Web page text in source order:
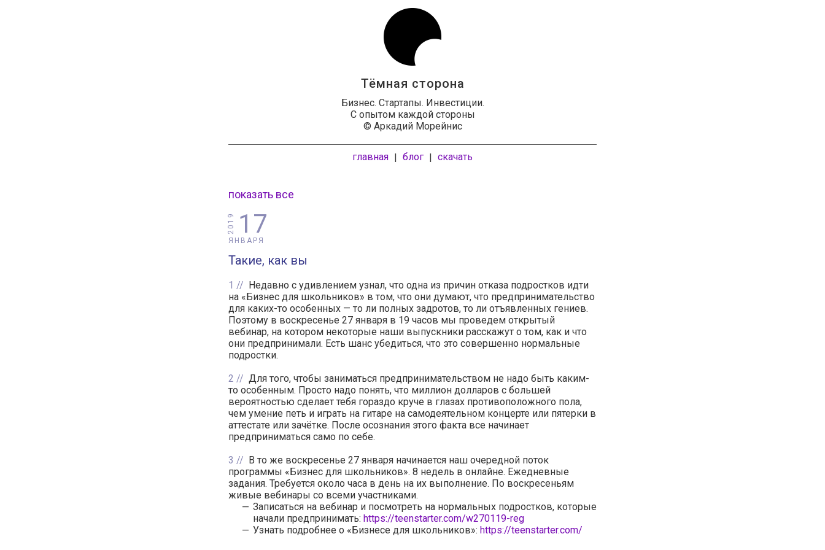
Тёмная сторона
Бизнес. Стартапы. Инвестиции.
С опытом каждой стороны
© Аркадий Морейнис
главная | блог | скачать
показать все
17
ЯНВАРЯ
2019
Такие, как вы
1
Недавно с удивлением узнал, что одна из причин отказа подростков идти
на «Бизнес для школьников» в том, что они думают, что предпринимательство
для каких-то особенных — то ли полных задротов, то ли отъявленных гениев.
Поэтому в воскресенье 27 января в 19 часов мы проведем открытый
вебинар, на котором некоторые наши выпускники расскажут о том, как и что
они предпринимали. Есть шанс убедиться, что это совершенно нормальные
подростки.
2
Для того, чтобы заниматься предпринимательством не надо быть каким-
то особенным. Просто надо понять, что миллион долларов с большей
вероятностью сделает тебя гораздо круче в глазах противоположного пола,
чем умение петь и играть на гитаре на самодеятельном концерте или пятерки в
аттестате или зачётке. После осознания этого факта все начинает
предприниматься само по себе.
3
В то же воскресенье 27 января начинается наш очередной поток
программы «Бизнес для школьников». 8 недель в онлайне. Ежедневные
задания. Требуется около часа в день на их выполнение. По воскресеньям
живые вебинары со всеми участниками.
Записаться на вебинар и посмотреть на нормальных подростков, которые
начали предпринимать: https://teenstarter.com/w270119-reg
Узнать подробнее о «Бизнесе для школьников»: https://teenstarter.com/